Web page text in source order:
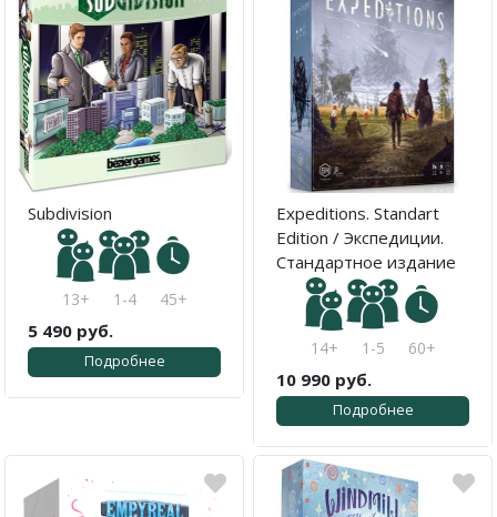
Subdivision
13+ 1-4 45+
5 490 руб.
Подробнее
Expeditions. Standart
Edition / Экспедиции.
Стандартное издание
14+ 1-5 60+
10 990 руб.
Подробнее